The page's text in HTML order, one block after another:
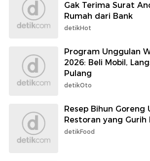
Gak Terima Surat
Rumah dari Bank
detikHot
Program Unggulan
2026: Beli Mobil,
Pulang
detikOto
Resep Bihun Goreng
Restoran yang Gurih
detikFood